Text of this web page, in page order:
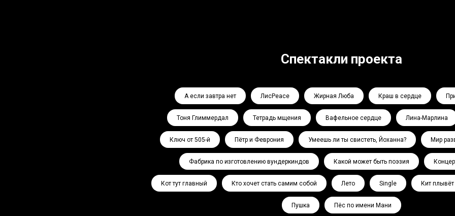
Спектакли проекта
А если завтра нет ЛисPeace Жирная Люба Краш в сердце
Тоня Глиммердал Тетрадь мщения Вафельное сердце Лина-Марлина
Ключ от 505-й Пётр и Феврония Умеешь ли ты свистеть, Йоханна? Мир
Фабрика по изготовлению вундеркиндов Какой может быть поэзия
Кот тут главный Кто хочет стать самим собой Лето Single Кит
Пушка Пёс по имени Мани